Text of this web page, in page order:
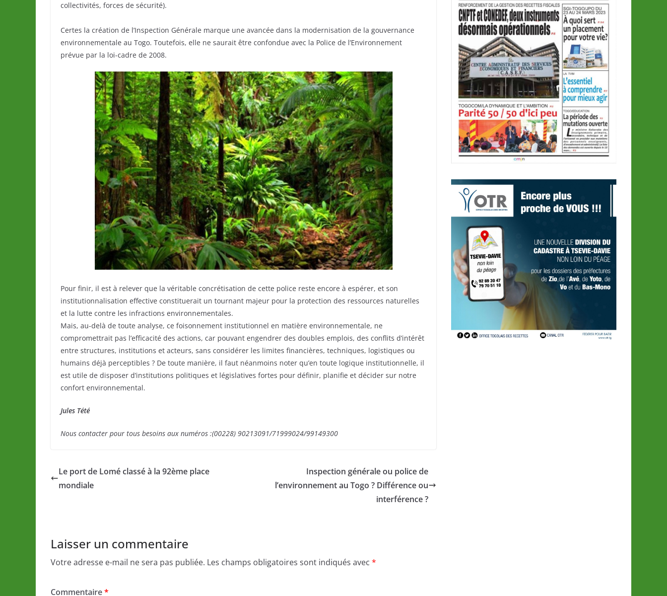
collectivités, forces de sécurité).
Certes la création de l’Inspection Générale marque une avancée dans la modernisation de la gouvernance
environnementale au Togo. Toutefois, elle ne saurait être confondue avec la Police de l’Environnement
prévue par la loi-cadre de 2008.
Pour finir, il est à relever que la véritable concrétisation de cette police reste encore à espérer, et son
institutionnalisation effective constituerait un tournant majeur pour la protection des ressources naturelles
et la lutte contre les infractions environnementales.
Mais, au-delà de toute analyse, ce foisonnement institutionnel en matière environnementale, ne
compromettrait pas l’efficacité des actions, car pouvant engendrer des doubles emplois, des conflits d’intérêt
entre structures, institutions et acteurs, sans considérer les limites financières, techniques, logistiques ou
humains déjà perceptibles ? De toute manière, il faut néanmoins noter qu’en toute logique institutionnelle, il
est utile de disposer d’institutions politiques et législatives fortes pour définir, planifie et décider sur notre
confort environnemental.
Jules Tété
Nous contacter pour tous besoins aux numéros :(00228) 90213091/71999024/99149300
Le port de Lomé classé à la 92ème place
mondiale
Inspection générale ou police de
l’environnement au Togo ? Différence ou
interférence ?
Laisser un commentaire
Votre adresse e-mail ne sera pas publiée. Les champs obligatoires sont indiqués avec *
Commentaire*